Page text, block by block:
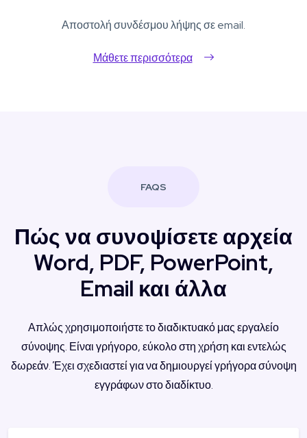
Αποστολή συνδέσμου λήψης σε email.
Μάθετε περισσότερα
FAQS
Πώς να συνοψίσετε αρχεία
Word, PDF, PowerPoint,
Email και άλλα
Απλώς χρησιμοποιήστε το διαδικτυακό μας εργαλείο
σύνοψης. Είναι γρήγορο, εύκολο στη χρήση και εντελώς
δωρεάν. Έχει σχεδιαστεί για να δημιουργεί γρήγορα σύνοψη
εγγράφων στο διαδίκτυο.